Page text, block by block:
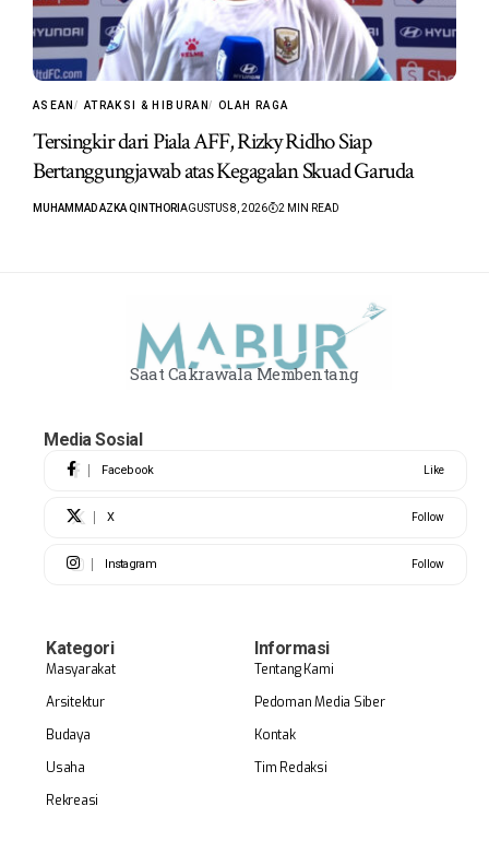
ASEAN ATRAKSI & HIBURAN OLAH RAGA
Tersingkir dari Piala AFF, Rizky Ridho Siap
Bertanggungjawab atas Kegagalan Skuad Garuda
MUHAMMAD AZKA QINTHORI AGUSTUS 8, 2026 2 MIN READ
Saat Cakrawala Membentang
Media Sosial
Facebook Like
X Follow
Instagram Follow
Kategori
Masyarakat
Arsitektur
Budaya
Usaha
Rekreasi
Informasi
Tentang Kami
Pedoman Media Siber
Kontak
Tim Redaksi